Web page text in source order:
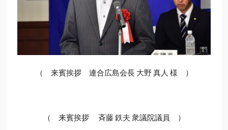
（ 来賓挨拶 連合広島会長 大野 真人 様 ）
（ 来賓挨拶 斉藤 鉄夫 衆議院議員 ）